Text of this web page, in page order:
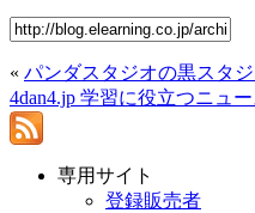
« パンダスタジオの黒スタ
4dan4.jp 学習に役立つニュ
専用サイト
登録販売者